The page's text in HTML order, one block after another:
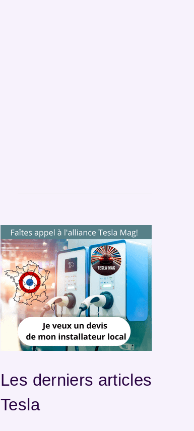
Les derniers articles
Tesla